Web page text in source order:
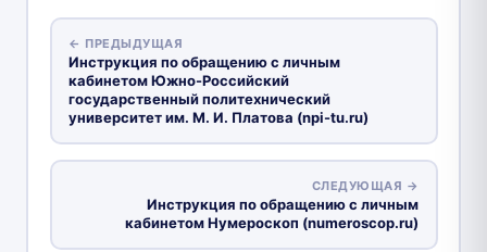
← ПРЕДЫДУЩАЯ
Инструкция по обращению с личным
кабинетом Южно-Российский
государственный политехнический
университет им. М. И. Платова (npi-tu.ru)
СЛЕДУЮЩАЯ →
Инструкция по обращению с личным
кабинетом Нумероскоп (numeroscop.ru)